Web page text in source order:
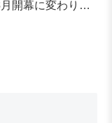
開幕に変わりま